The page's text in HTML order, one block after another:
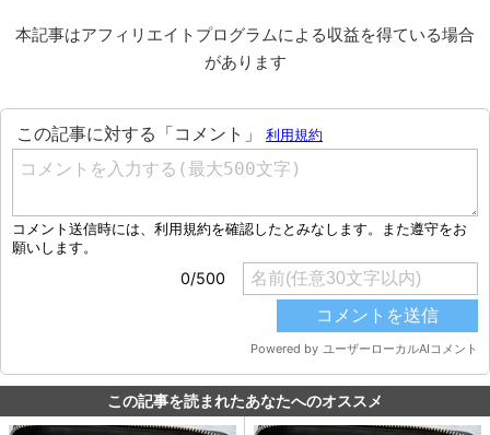
本記事はアフィリエイトプログラムによる収益を得ている場合
があります
この記事を読まれたあなたへのオススメ